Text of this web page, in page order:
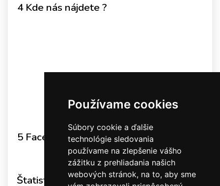
Používame cookies
Súbory cookie a ďalšie
technológie sledovania
používame na zlepšenie vášho
zážitku z prehliadania našich
webových stránok, na to, aby sme
4 Kde nás nájdete ?
5 Facebook
FACEBOOK
Štatistiky